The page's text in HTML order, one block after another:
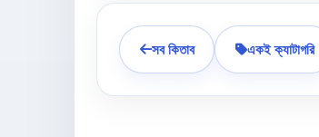
সব কিতাব একই ক্যাটাগরি